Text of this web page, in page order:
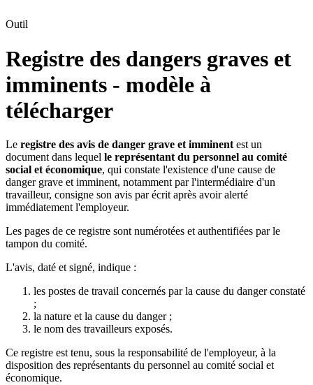
Outil
Registre des dangers graves et
imminents - modèle à
télécharger
Le registre des avis de danger grave et imminent est un
document dans lequel le représentant du personnel au comité
social et économique, qui constate l'existence d'une cause de
danger grave et imminent, notamment par l'intermédiaire d'un
travailleur, consigne son avis par écrit après avoir alerté
immédiatement l'employeur.
Les pages de ce registre sont numérotées et authentifiées par le
tampon du comité.
L'avis, daté et signé, indique :
les postes de travail concernés par la cause du danger constaté
;
la nature et la cause du danger ;
le nom des travailleurs exposés.
Ce registre est tenu, sous la responsabilité de l'employeur, à la
disposition des représentants du personnel au comité social et
économique.